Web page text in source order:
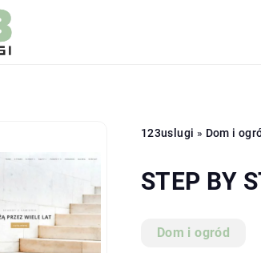
123uslugi » Dom i
STEP BY
Dom i ogród